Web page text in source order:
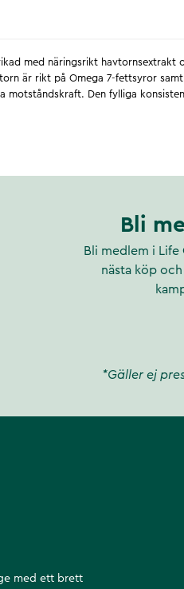
med näringsrikt havtornsextrakt
är rikt på Omega 7-fettsyror samt
motståndskraft. Den fylliga
Bli
Bli medlem i
nästa köp
*Gäller ej
med ett brett